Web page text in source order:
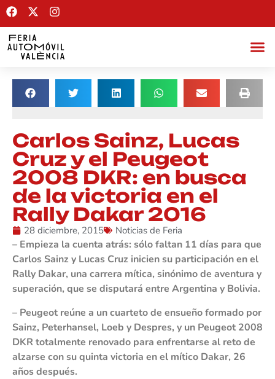
Carlos Sainz, Lucas
Cruz y el Peugeot
2008 DKR: en busca
de la victoria en el
Rally Dakar 2016
28 diciembre, 2015 Noticias de Feria
– Empieza la cuenta atrás: sólo faltan 11 días para que
Carlos Sainz y Lucas Cruz inicien su participación en el
Rally Dakar, una carrera mítica, sinónimo de aventura y
superación, que se disputará entre Argentina y Bolivia.
– Peugeot reúne a un cuarteto de ensueño formado por
Sainz, Peterhansel, Loeb y Despres, y un Peugeot 2008
DKR totalmente renovado para enfrentarse al reto de
alzarse con su quinta victoria en el mítico Dakar, 26
años después.